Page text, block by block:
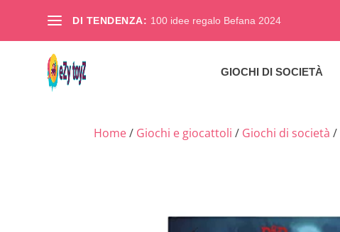
DI TENDENZA: 100 idee regalo Befana 2024
GIOCHI DI SOCIETÀ
Home/ Giochi e giocattoli / Giochi di società /